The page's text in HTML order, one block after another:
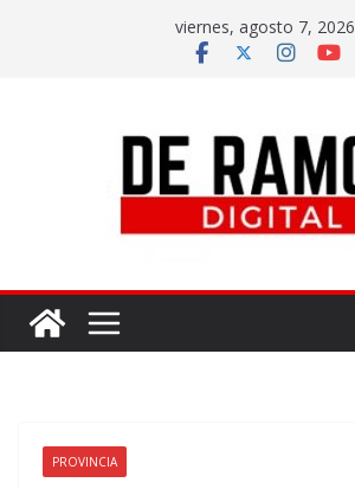
viernes, agosto 7, 2026
PROVINCIA